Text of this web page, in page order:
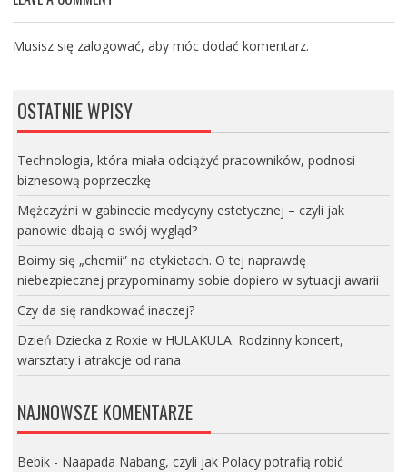
Musisz się zalogować, aby móc dodać komentarz.
OSTATNIE WPISY
Technologia, która miała odciążyć pracowników, podnosi
biznesową poprzeczkę
Mężczyźni w gabinecie medycyny estetycznej – czyli jak
panowie dbają o swój wygląd?
Boimy się „chemii” na etykietach. O tej naprawdę
niebezpiecznej przypominamy sobie dopiero w sytuacji awarii
Czy da się randkować inaczej?
Dzień Dziecka z Roxie w HULAKULA. Rodzinny koncert,
warsztaty i atrakcje od rana
NAJNOWSZE KOMENTARZE
Bebik- Naapada Nabang, czyli jak Polacy potrafią robić